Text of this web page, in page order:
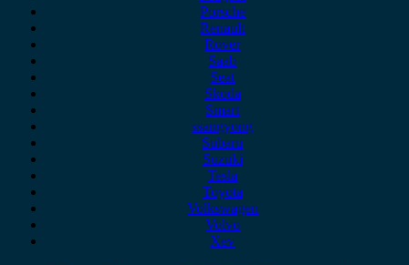
Porsche
Renault
Rover
Saab
Seat
Skoda
Smart
ssangyong
Subaru
Suzuki
Tesla
Toyota
Volkswagen
Volvo
Xev